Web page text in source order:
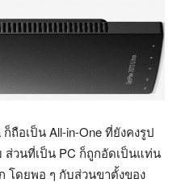
ถือเป็น All-in-One ที่ยังคงรูป
ส่วนที่เป็น PC ก็ถูกอัดเป็นแท่น
โดยพอ ๆ กับส่วนขาตั้งของ